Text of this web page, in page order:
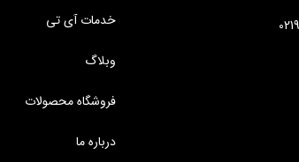
خدمات آی تی
وبلاگ
فروشگاه محصولات
درباره ما